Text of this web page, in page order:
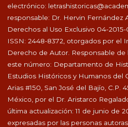
electrónico:
responsable: Dr. Hervin Fernández
Derechos al Uso Exclusivo 04-2015-
ISSN: 2448-8372, otorgados por el
Derecho de Autor. Responsable de
este número: Departamento de
Estudios Históricos y Humanos del
Arias #150, San José del Bajío, C.P.
México, por el Dr. Aristarco
última actualización: 11 de junio de
expresadas por las personas